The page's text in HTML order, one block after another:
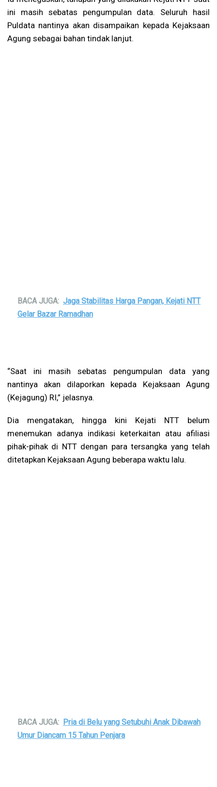
ini masih sebatas pengumpulan data. Seluruh hasil
Puldata nantinya akan disampaikan kepada Kejaksaan
Agung sebagai bahan tindak lanjut.
BACA JUGA: Jaga Stabilitas Harga Pangan, Kejati NTT
Gelar Bazar Ramadhan
“Saat ini masih sebatas pengumpulan data yang
nantinya akan dilaporkan kepada Kejaksaan Agung
(Kejagung) RI,” jelasnya.
Dia mengatakan, hingga kini Kejati NTT belum
menemukan adanya indikasi keterkaitan atau afiliasi
pihak-pihak di NTT dengan para tersangka yang telah
ditetapkan Kejaksaan Agung beberapa waktu lalu.
BACA JUGA: Pria di Belu yang Setubuhi Anak Dibawah
Umur Diancam 15 Tahun Penjara